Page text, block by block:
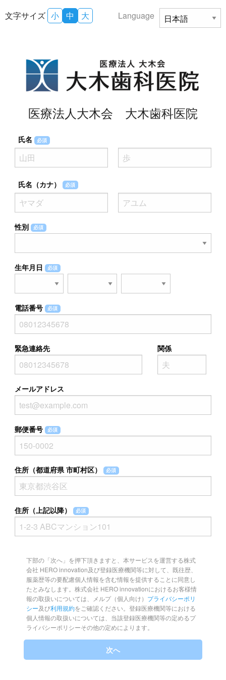
文字サイズ 小 中 大 Language
医療法人大木会 大木歯科医院
氏名 必須
氏名（カナ） 必須
性別 必須
生年月日 必須
電話番号 必須
緊急連絡先 関係
メールアドレス
郵便番号 必須
住所（都道府県 市町村区） 必須
住所（上記以降） 必須
下部の「次へ」を押下頂きますと、本サービスを運営する株式
会社 HERO innovation及び登録医療機関等に対して、既往歴、
服薬歴等の要配慮個人情報を含む情報を提供することに同意し
たとみなします。株式会社 HERO innovationにおけるお客様情
報の取扱いについては、メルプ（個人向け） プライバシーポリ
シー及び利用規約をご確認ください。登録医療機関等における
個人情報の取扱いについては、当該登録医療機関等の定めるプ
ライバシーポリシーその他の定めによります。